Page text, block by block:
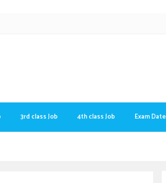
3rd class Job 4th class Job Exam Date